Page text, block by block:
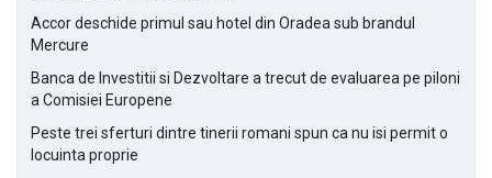
Accor deschide primul sau hotel din Oradea sub brandul
Mercure
Banca de Investitii si Dezvoltare a trecut de evaluarea pe piloni
a Comisiei Europene
Peste trei sferturi dintre tinerii romani spun ca nu isi permit o
locuinta proprie